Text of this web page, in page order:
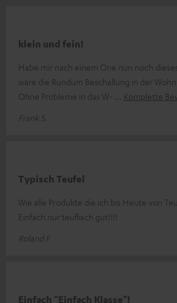
klein und fein!
Habe mir nach einem One nun noch
wäre die Rundum Beschallung in der
Ohne Probleme in das W-
Komplette
Frank S.
Typisch Teufel
Wie alle Produkte die ich bis Heute von
Einfach nur teuflisch gut!!!!
Roland F.
Einfach "Einfach Klasse"!